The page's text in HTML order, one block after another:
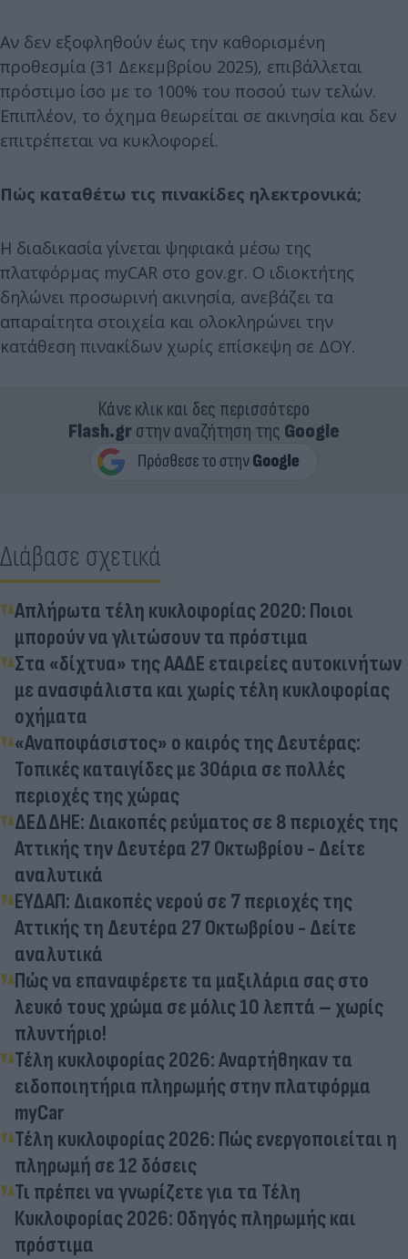
Αν δεν εξοφληθούν έως την καθορισμένη
προθεσμία (31 Δεκεμβρίου 2025), επιβάλλεται
πρόστιμο ίσο με το 100% του ποσού των τελών.
Επιπλέον, το όχημα θεωρείται σε ακινησία και δεν
επιτρέπεται να κυκλοφορεί.
Πώς καταθέτω τις πινακίδες ηλεκτρονικά;
Η διαδικασία γίνεται ψηφιακά μέσω της
πλατφόρμας myCAR στο gov.gr. Ο ιδιοκτήτης
δηλώνει προσωρινή ακινησία, ανεβάζει τα
απαραίτητα στοιχεία και ολοκληρώνει την
κατάθεση πινακίδων χωρίς επίσκεψη σε ΔΟΥ.
Κάνε κλικ και δες περισσότερο
Flash.grστην αναζήτηση της Google
Διάβασε σχετικά
Απλήρωτα τέλη κυκλοφορίας 2020: Ποιοι
μπορούν να γλιτώσουν τα πρόστιμα
Στα «δίχτυα» της ΑΑΔΕ εταιρείες αυτοκινήτων
με ανασφάλιστα και χωρίς τέλη κυκλοφορίας
οχήματα
«Αναποφάσιστος» ο καιρός της Δευτέρας:
Τοπικές καταιγίδες με 30άρια σε πολλές
περιοχές της χώρας
ΔΕΔΔΗΕ: Διακοπές ρεύματος σε 8 περιοχές της
Αττικής την Δευτέρα 27 Οκτωβρίου - Δείτε
αναλυτικά
ΕΥΔΑΠ: Διακοπές νερού σε 7 περιοχές της
Αττικής τη Δευτέρα 27 Οκτωβρίου - Δείτε
αναλυτικά
Πώς να επαναφέρετε τα μαξιλάρια σας στο
λευκό τους χρώμα σε μόλις 10 λεπτά – χωρίς
πλυντήριο!
Τέλη κυκλοφορίας 2026: Αναρτήθηκαν τα
ειδοποιητήρια πληρωμής στην πλατφόρμα
myCar
Τέλη κυκλοφορίας 2026: Πώς ενεργοποιείται η
πληρωμή σε 12 δόσεις
Τι πρέπει να γνωρίζετε για τα Τέλη
Κυκλοφορίας 2026: Οδηγός πληρωμής και
πρόστιμα